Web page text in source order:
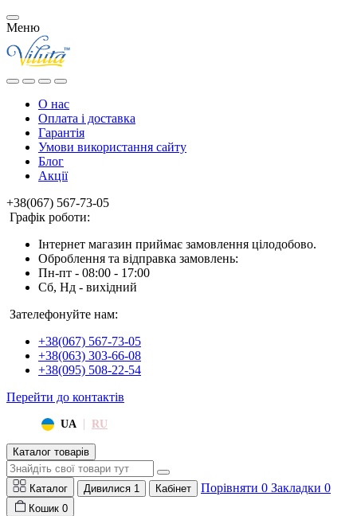
Меню
О нас
Оплата і доставка
Гарантія
Умови використання сайту
Блог
Акції
+38(067) 567-73-05
Графік роботи:
Інтернет магазин приймає замовлення цілодобово.
Оброблення та відправка замовлень:
Пн-пт - 08:00 - 17:00
Сб, Нд - вихідний
Зателефонуйте нам:
+38(067) 567-73-05
+38(063) 303-66-08
+38(095) 508-22-54
Перейти до контактів
UA | RU
Каталог товарів
Каталог Дивилися 1 Кабінет Порівняти 0 Закладки 0
Кошик 0